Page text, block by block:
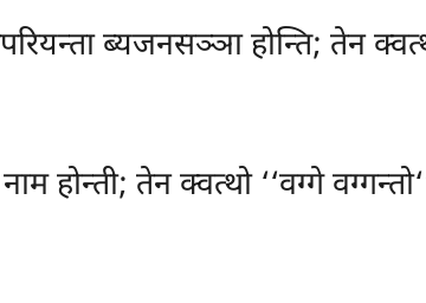
ब्यजनसञ्ञा होन्ति; तेन
होन्ती; तेन क्वत्थो ‘‘वग्गे